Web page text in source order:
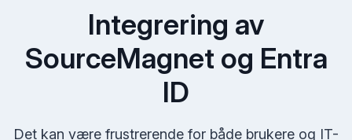
Integrering av
SourceMagnet og Entra
ID
Det kan være frustrerende for både brukere og IT-